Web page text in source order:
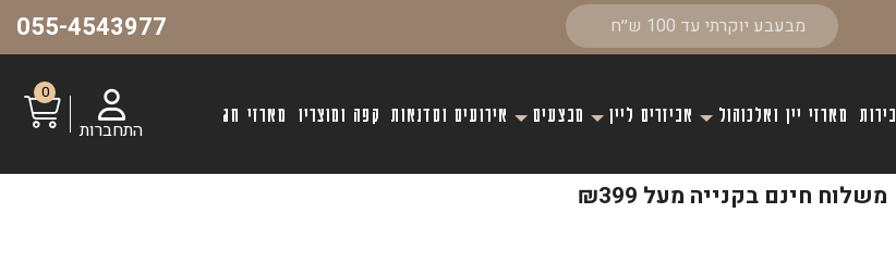
055-4543977
בירות מארזי יין ואלכוהול אביזרים ליין מבצעים אירועים וסדנאות קפה ומוצריו מארזי חג
התחברות
0
משלוח חינם בקנייה מעל ₪399